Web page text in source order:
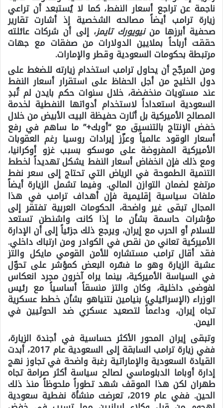
ناجمة عن تراجع أسعار النفط، كما لا يُستبعد أن تراعي
زيارة ترامب أيضاً مصالحه الشخصية إذ أشارت تقارير
صحفية أبرزها مننيويورك تايمز، إلى أن شركات عائلته
حققت أرباحاً بملايين الدولارات من صفقات مع جهات
مرتبطة بحكومات السعودية وقطر والإمارات.
ومن المرجّح أن يحاول ترامب استخدام زيارته للضغط على
دول الخليج من أجل الحفاظ على استقرار أسعار النفط
عند مستويات منخفضة، خلال سنوات حكم بايدن لم تُبدِ
السعودية استعداداً لاستخدام أدواتها النفطية لخدمة
المصالح الأميركية بل أثارت حفيظة البيت الأبيض من خلال
خفض الإنتاج بالتنسيق مع “أوبك+” ما ساهم في رفع
أسعار الوقود عالمياً وعزّز إيرادات روسيا رغم العقوبات
الأميركية المفروضة على موسكو بسبب غزو أوكرانيا،
ومع ذلك فإن انخفاض أسعار النفط يشكل تهديداً لخطط
التنمية الطموحة في الرياض التي تحتاج إلى سعر نفط
مرتفع لضمان التوازن المالي. وفيما تشمل الزيارة أيضاً
ملفات سياسية إقليمية فإن أهداف ترامب في هذا
المجال تبقى غير واضحة، الحكومات العربية تفتقر إلى
مؤشرات حاسمة بشأن ما إذا كانت واشنطن تستعد
للسلام أو الحرب مع إيران، ويرجع ذلك جزئياً إلى أن الإدارة
الأميركية تعاني من نقص في الكوادر ومن ارتباك داخلي.
فقد أقال ترامب مستشاره للأمن القومي مايكل والتز
عشية الزيارة وهو ما فسّره البعض كمؤشر على تحوّل
في السياسة الأميركية، بينما يراه آخرون مجرد انعكاس
لفوضى داخلية، وكان والتز منسقاً أساسياً مع رئيس
الوزراء (الإسرائيلي) بنيامين نتنياهو بشأن خطط عسكرية
تجاه إيران، وداعماً لتصعيد عسكري ضد الحوثيين في
اليمن.
وتبقى إيران المحور الأكثر حساسية في أجندة الزيارة،
ففي زيارة ترامب السابقة إلى السعودية عام 2017، أبدت
القيادة السعودية والإماراتية رغبة واضحة في تجاوز نهج
إدارة أوباما الدبلوماسي لصالح سياسة أكثر صرامة تجاه
طهران لكن هذا الموقف شهد تطوراً ملحوظاً منذ ذلك
الحين. ففي عام 2019، تعرضت منشأة نفطية سعودية